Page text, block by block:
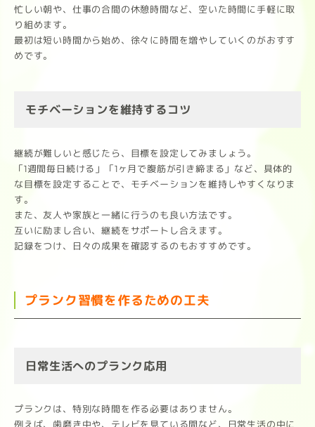
忙しい朝や、仕事の合間の休憩時間など、空いた時間に手軽に取
り組めます。
最初は短い時間から始め、徐々に時間を増やしていくのがおすす
めです。
モチベーションを維持するコツ
継続が難しいと感じたら、目標を設定してみましょう。
「1週間毎日続ける」「1ヶ月で腹筋が引き締まる」など、具体的
な目標を設定することで、モチベーションを維持しやすくなりま
す。
また、友人や家族と一緒に行うのも良い方法です。
互いに励まし合い、継続をサポートし合えます。
記録をつけ、日々の成果を確認するのもおすすめです。
プランク習慣を作るための工夫
日常生活へのプランク応用
プランクは、特別な時間を作る必要はありません。
例えば、歯磨き中や、テレビを見ている間など、日常生活の中に